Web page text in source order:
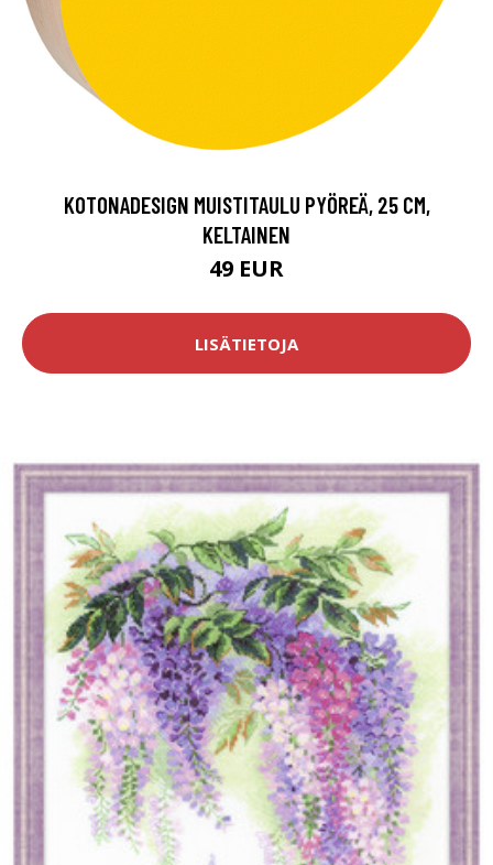
KOTONADESIGN MUISTITAULU PYÖREÄ, 25 CM,
KELTAINEN
49 EUR
LISÄTIETOJA